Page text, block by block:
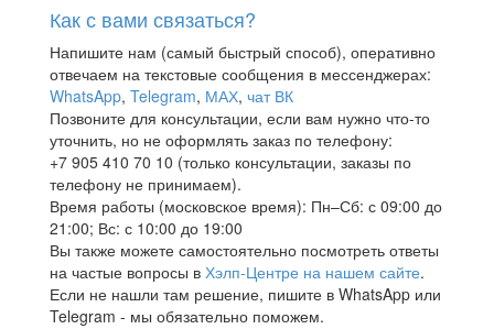
Как с вами связаться?
Напишите нам (самый быстрый способ), оперативно
отвечаем на текстовые сообщения в мессенджерах:
WhatsApp, Telegram, МАХ, чат ВК
Позвоните для консультации, если вам нужно что-то
уточнить, но не оформлять заказ по телефону:
+7 905 410 70 10 (только консультации, заказы по
телефону не принимаем).
Время работы (московское время): Пн–Сб: с 09:00 до
21:00; Вс: с 10:00 до 19:00
Вы также можете самостоятельно посмотреть ответы
на частые вопросы в Хэлп-Центре на нашем сайте.
Если не нашли там решение, пишите в WhatsApp или
Telegram - мы обязательно поможем.